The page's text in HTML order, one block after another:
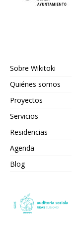
Sobre Wikitoki
Quiénes somos
Proyectos
Servicios
Residencias
Agenda
Blog